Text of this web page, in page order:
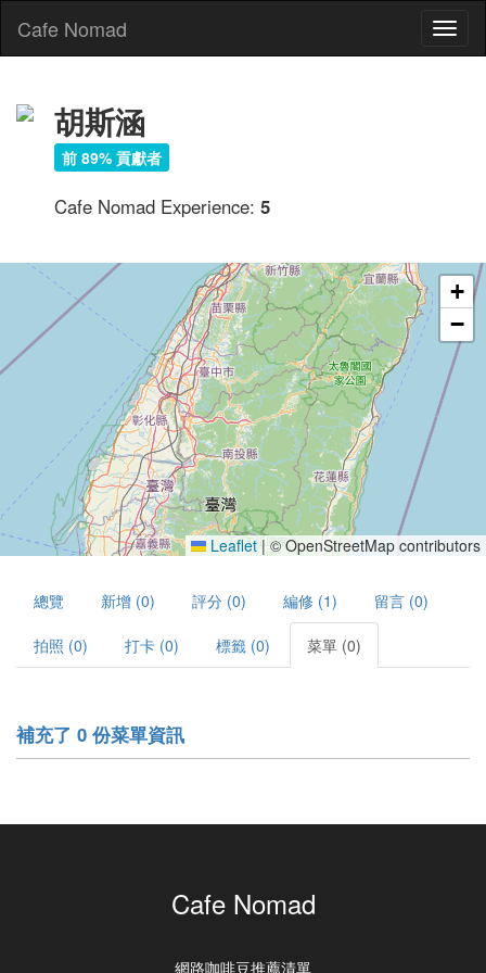
Cafe Nomad
胡斯涵
前 89% 貢獻者
Cafe Nomad Experience: 5
+
−
Leaflet |© OpenStreetMap contributors
總覽 新增 (0) 評分 (0) 編修 (1) 留言 (0)
拍照 (0) 打卡 (0) 標籤 (0) 菜單 (0)
補充了 0 份菜單資訊
Cafe Nomad
網路咖啡豆推薦清單